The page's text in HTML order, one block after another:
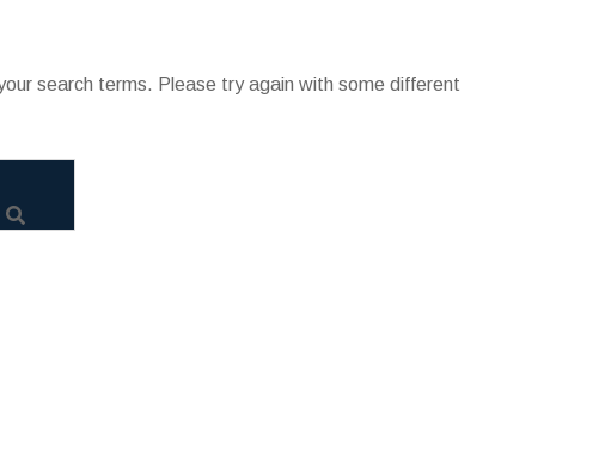
search terms. Please try again with some different